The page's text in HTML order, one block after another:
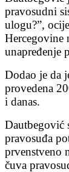
pravosudni
ulogu?”,
Hercegovine
unapređenje
Dodao je da
provedena
i danas.
Dautbegović
pravosuđa
prvenstveno
čuva